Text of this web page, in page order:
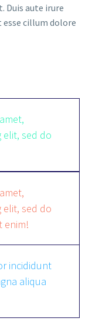
Duis aute irure
cillum dolore
elit, sed do
elit, sed do
enim!
incididunt
aliqua